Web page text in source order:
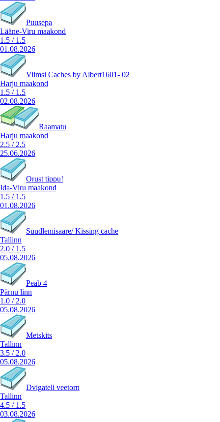
Puusepa
Lääne-Viru maakond
1.5 / 1.5
01.08.2026
Viimsi Caches by Albert1601- 02
Harju maakond
1.5 / 1.5
02.08.2026
Raamatu
Harju maakond
2.5 / 2.5
25.06.2026
Orust tippu!
Ida-Viru maakond
1.5 / 1.5
01.08.2026
Suudlemisaare/ Kissing cache
Tallinn
2.0 / 1.5
05.08.2026
Peab 4
Pärnu linn
1.0 / 2.0
05.08.2026
Metskits
Tallinn
3.5 / 2.0
05.08.2026
Dvigateli veetorn
Tallinn
4.5 / 1.5
03.08.2026